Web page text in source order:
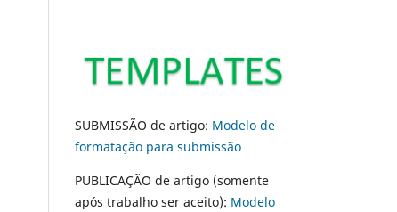
SUBMISSÃO de artigo: Modelo de
formatação para submissão
PUBLICAÇÃO de artigo (somente
após trabalho ser aceito): Modelo